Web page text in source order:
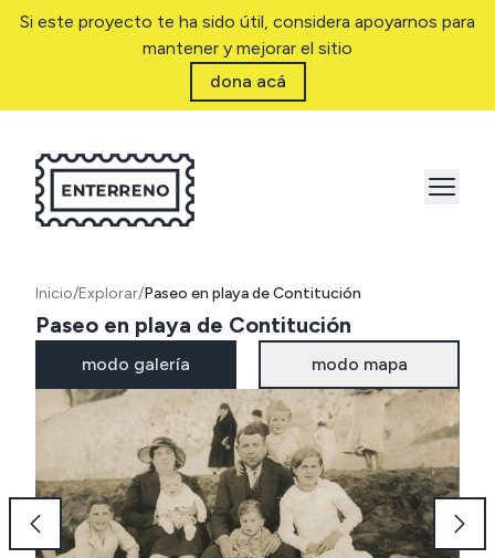
Si este proyecto te ha sido útil, considera apoyarnos para
mantener y mejorar el sitio
dona acá
Inicio/Explorar/Paseo en playa de Contitución
Paseo en playa de Contitución
modo galería modo mapa